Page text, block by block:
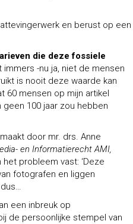
en berust op een
die deze fossiele
-nu ja, niet de mensen
is nooit deze waarde kan
60 mensen op mijn artikel
100 jaar zou hebben
door mr. drs. Anne
en Informatierecht AMI,
probleem vast: ‘Deze
fotografen en liggen
dus…
een inbreuk op
de persoonlijke stempel van